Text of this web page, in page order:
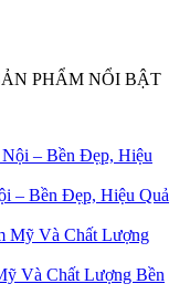
PHẨM NỔI BẬT
– Bền Đẹp, Hiệu Quả
Và Chất Lượng Bền